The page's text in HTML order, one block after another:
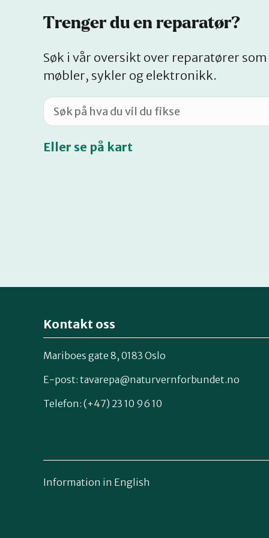
Trenger du en reparatør?
Søk i vår oversikt over reparatører
møbler, sykler og elektronikk.
Eller se på kart
Kontakt oss
Mariboes gate 8, 0183 Oslo
E-post: tavarepa@naturvernforbundet.no
Telefon: (+47) 23 10 96 10
Information in English